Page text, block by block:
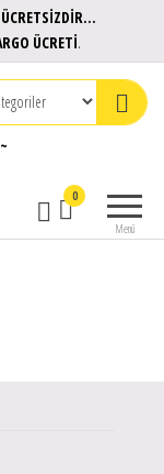
ÜCRETİ.
Menü
0